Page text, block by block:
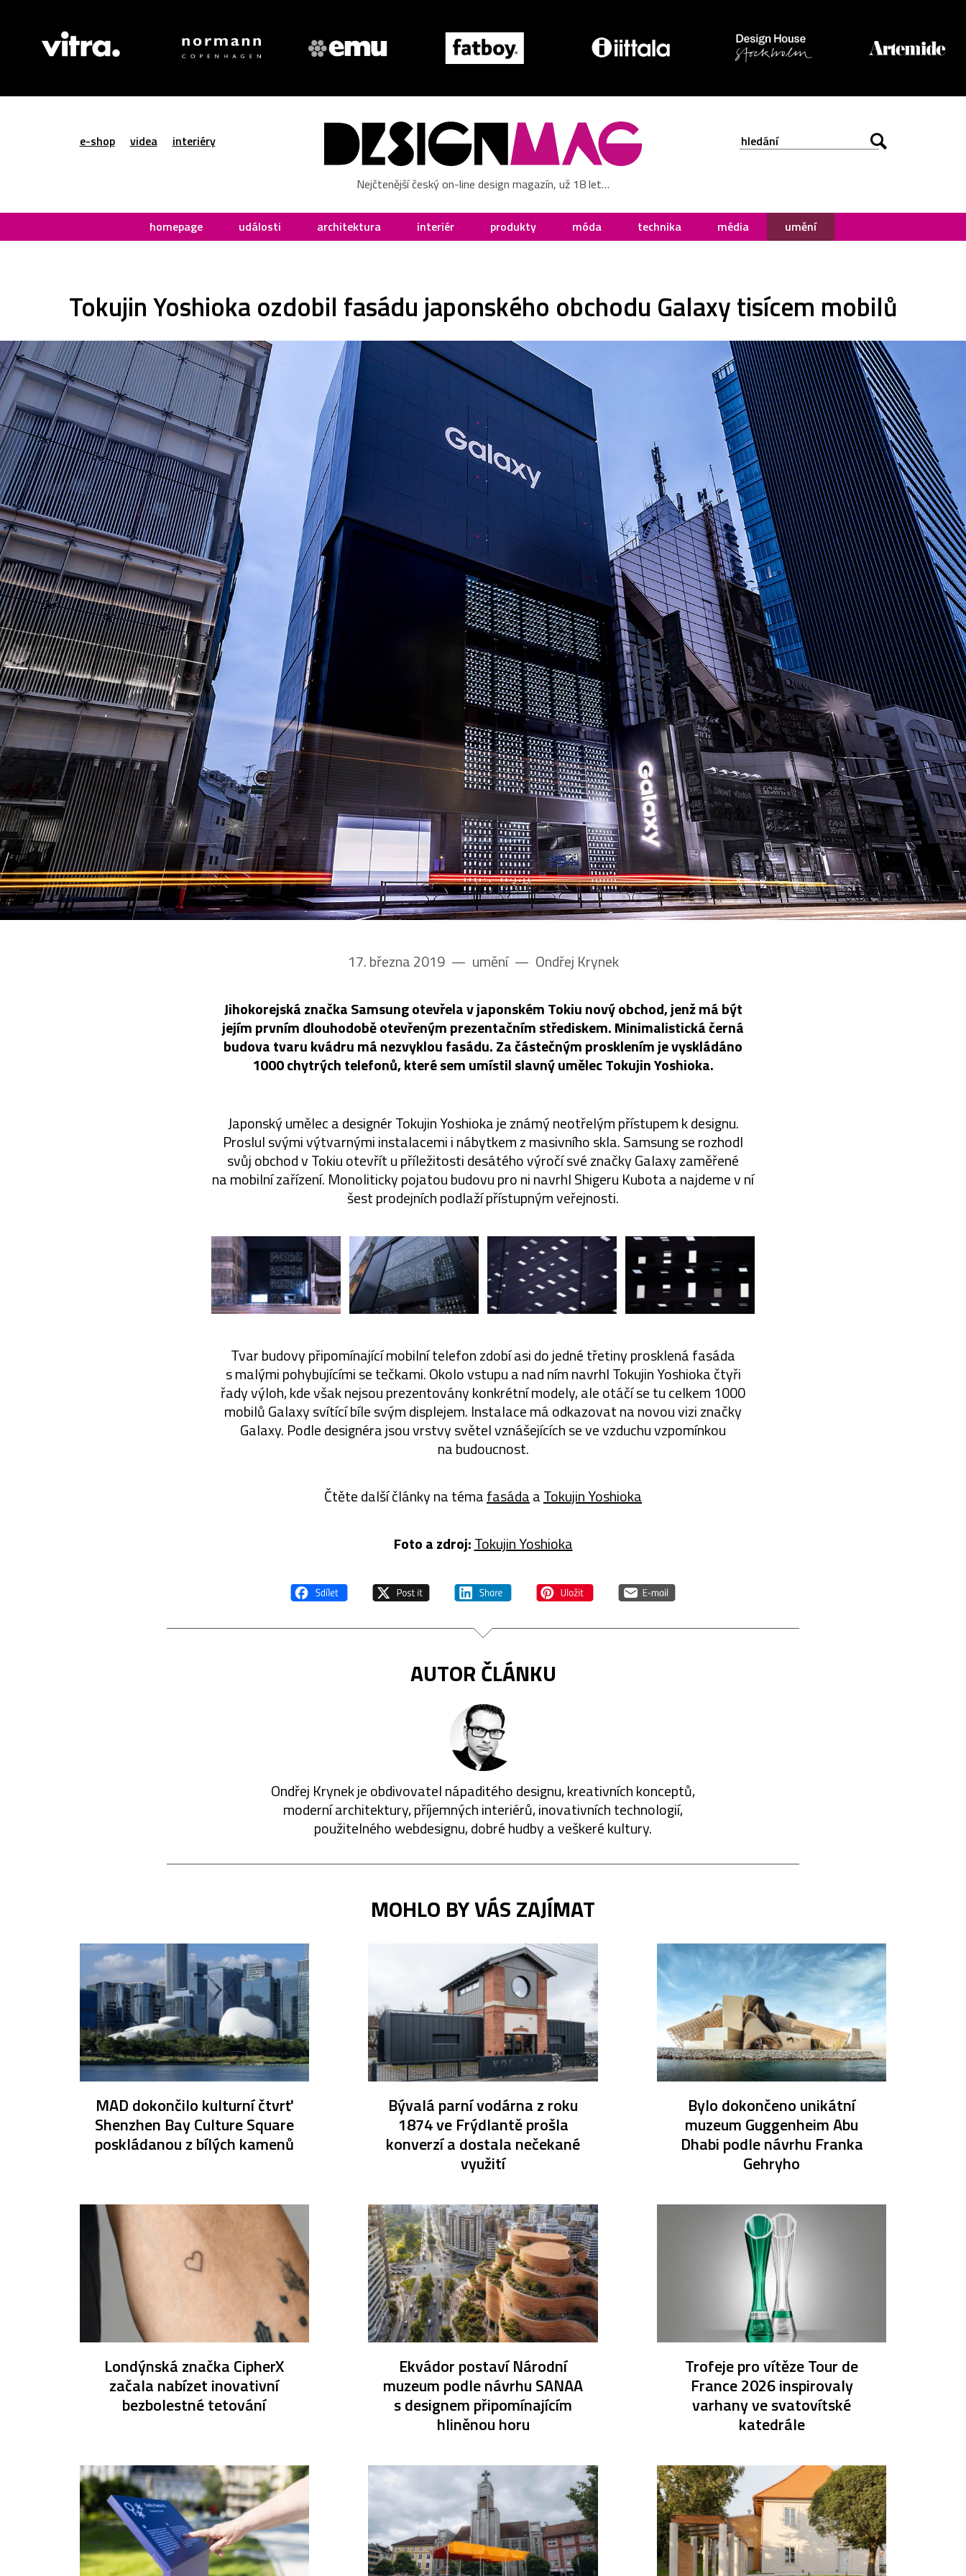
e-shop videa interiéry
Nejčtenější český on-line design magazín, už 18 let…
homepage události architektura interiér produkty móda technika média umění
Tokujin Yoshioka ozdobil fasádu japonského obchodu Galaxy tisícem mobilů
17. března 2019 –– umění –– Ondřej Krynek
Jihokorejská značka Samsung otevřela v japonském Tokiu nový obchod, jenž má být
jejím prvním dlouhodobě otevřeným prezentačním střediskem. Minimalistická černá
budova tvaru kvádru má nezvyklou fasádu. Za částečným prosklením je vyskládáno
1000 chytrých telefonů, které sem umístil slavný umělec Tokujin Yoshioka.
Japonský umělec a designér Tokujin Yoshioka je známý neotřelým přístupem k designu.
Proslul svými výtvarnými instalacemi i nábytkem z masivního skla. Samsung se rozhodl
svůj obchod v Tokiu otevřít u příležitosti desátého výročí své značky Galaxy zaměřené
na mobilní zařízení. Monoliticky pojatou budovu pro ni navrhl Shigeru Kubota a najdeme v ní
šest prodejních podlaží přístupným veřejnosti.
Tvar budovy připomínající mobilní telefon zdobí asi do jedné třetiny prosklená fasáda
s malými pohybujícími se tečkami. Okolo vstupu a nad ním navrhl Tokujin Yoshioka čtyři
řady výloh, kde však nejsou prezentovány konkrétní modely, ale otáčí se tu celkem 1000
mobilů Galaxy svítící bíle svým displejem. Instalace má odkazovat na novou vizi značky
Galaxy. Podle designéra jsou vrstvy světel vznášejících se ve vzduchu vzpomínkou
na budoucnost.
Čtěte další články na témafasádaaTokujin Yoshioka
Foto a zdroj:Tokujin Yoshioka
AUTOR ČLÁNKU
Ondřej Krynek je obdivovatel nápaditého designu, kreativních konceptů,
moderní architektury, příjemných interiérů, inovativních technologií,
použitelného webdesignu, dobré hudby a veškeré kultury.
MOHLO BY VÁS ZAJÍMAT
MAD dokončilo kulturní čtvrť
Shenzhen Bay Culture Square
poskládanou z bílých kamenů
Bývalá parní vodárna z roku
1874 ve Frýdlantě prošla
konverzí a dostala nečekané
využití
Bylo dokončeno unikátní
muzeum Guggenheim Abu
Dhabi podle návrhu Franka
Gehryho
Londýnská značka CipherX
začala nabízet inovativní
bezbolestné tetování
Ekvádor postaví Národní
muzeum podle návrhu SANAA
s designem připomínajícím
hliněnou horu
Trofeje pro vítěze Tour de
France 2026 inspirovaly
varhany ve svatovítské
katedrále